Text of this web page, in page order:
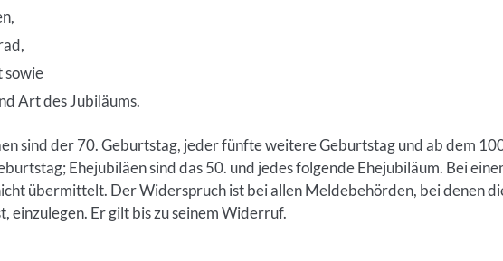
sowie
Art des Jubiläums.
sind der 70. Geburtstag, jeder fünfte weitere Geburtstag und ab dem
Ehejubiläen sind das 50. und jedes folgende Ehejubiläum. Bei
übermittelt. Der Widerspruch ist bei allen Meldebehörden, bei denen
einzulegen. Er gilt bis zu seinem Widerruf.